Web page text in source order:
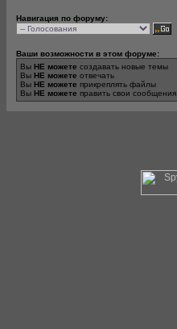
Навигация по форуму:
Ваши возможности в этом форуме:
Вы НЕ можете создавать новые темы
Вы НЕ можете отвечать
Вы НЕ можете прикреплять файлы
Вы НЕ можете править свои сообщения